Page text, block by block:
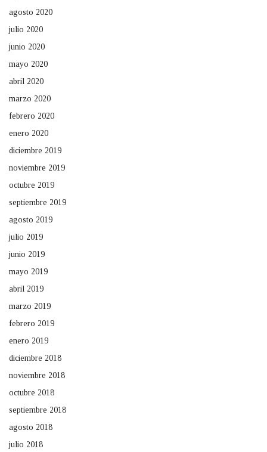
agosto 2020
julio 2020
junio 2020
mayo 2020
abril 2020
marzo 2020
febrero 2020
enero 2020
diciembre 2019
noviembre 2019
octubre 2019
septiembre 2019
agosto 2019
julio 2019
junio 2019
mayo 2019
abril 2019
marzo 2019
febrero 2019
enero 2019
diciembre 2018
noviembre 2018
octubre 2018
septiembre 2018
agosto 2018
julio 2018